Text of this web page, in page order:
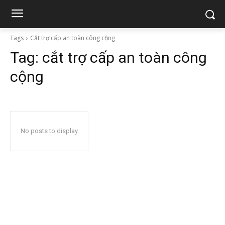
Tags Cắt trợ cấp an toàn công cộng
Tag: cắt trợ cấp an toàn công
cộng
No posts to display